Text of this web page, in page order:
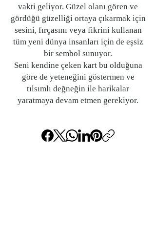
vakti geliyor. Güzel olanı gören ve
gördüğü güzelliği ortaya çıkarmak için
sesini, fırçasını veya fikrini kullanan
tüm yeni dünya insanları için de eşsiz
bir sembol sunuyor.
Seni kendine çeken kart bu olduğuna
göre de yeteneğini göstermen ve
tılsımlı değneğin ile harikalar
yaratmaya devam etmen gerekiyor.